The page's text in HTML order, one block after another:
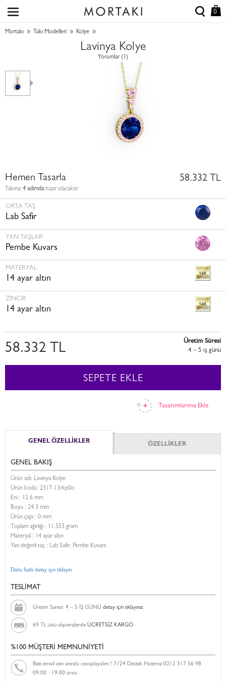
0
Mortakı » Takı Modelleri » Kolye »
Lavinya Kolye
Yorumlar (1)
Hemen Tasarla
Takınız 4 adımdahazır olacaktır
58.332 TL
ORTA TAŞ
Lab Safir
YAN TAŞLAR
Pembe Kuvars
MATERYAL
14 ayar altın
ZINCIR
14 ayar altın
Tasarımlarıma Ekle
58.332 TL
Üretim Süresi
4 – 5 i̇ş günü
SEPETE EKLE
GENEL ÖZELLİKLER ÖZELLİKLER
GENEL BAKIŞ
Ürün adı: Lavinya Kolye
Ürün kodu: 2317-13rkp0o
Eni : 12.6 mm
Boyu : 24.3 mm
Ürün çapı : 0 mm
Toplam ağırlığı : 11.553 gram
Materyal : 14 ayar altın
Yarı değerli taş : Lab Safir, Pembe Kuvars
Daha fazla detay için tıklayın
TESLİMAT
Üretim Süresi: 4 – 5 İŞ GÜNÜ detay için tıklayınız
69 TL üstü alışverişlerde ÜCRETSİZ KARGO
%100 MÜŞTERİ MEMNUNİYETİ
Bize email atın anında cevaplayalım ! 7/24 Destek Hattımız 0212 517 56 98
09:00 - 19:00 arası.